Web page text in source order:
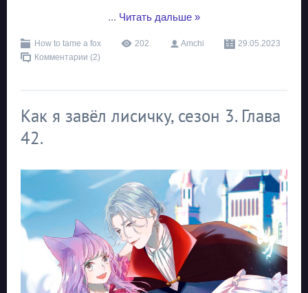
... Читать дальше »
How to tame a fox 202 Amchi
29.05.2023
Комментарии (2)
Как я завёл лисичку, сезон 3. Глава
42.